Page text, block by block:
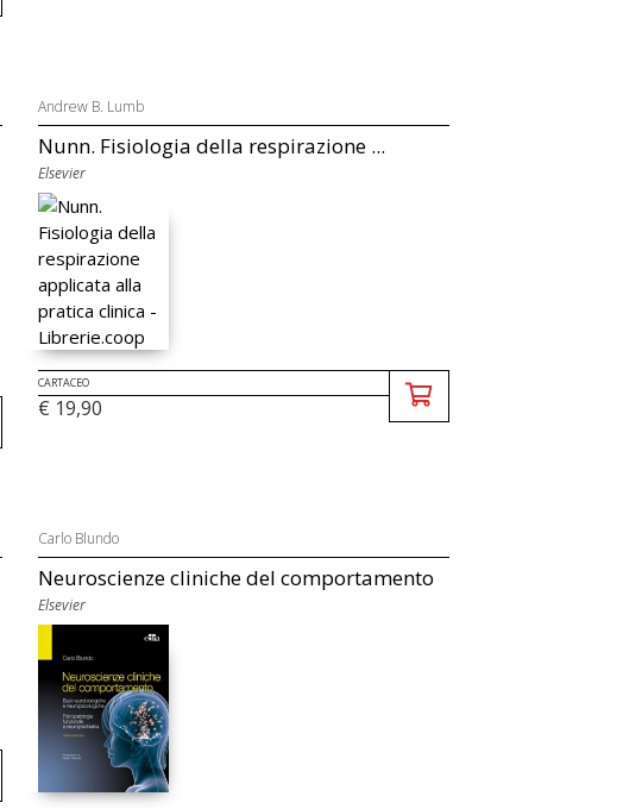
Andrew B. Lumb
Nunn. Fisiologia della respirazione ...
Elsevier
CARTACEO
€ 19,90
Carlo Blundo
Neuroscienze cliniche del comportamento
Elsevier